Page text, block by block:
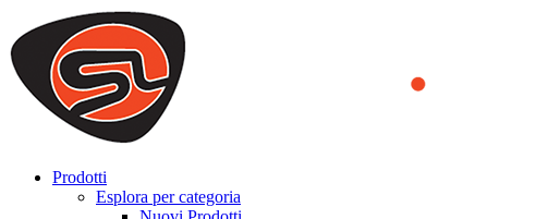
We use cookies to ensure that we provide you the best experience on our
you a better experience. To learn more or to find out how you can disable
ACCEPT AND CLOSE
Prodotti
Esplora per categoria